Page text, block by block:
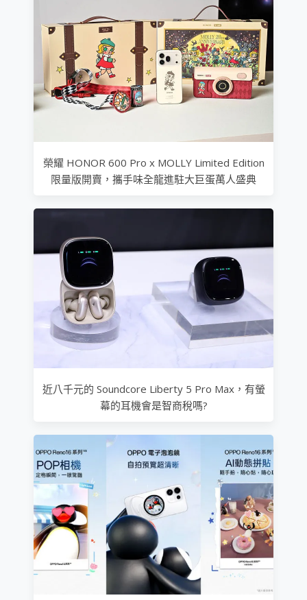
榮耀 HONOR 600 Pro x MOLLY Limited Edition
限量版開賣，攜手味全龍進駐大巨蛋萬人盛典
近八千元的 Soundcore Liberty 5 Pro Max，有螢
幕的耳機會是智商稅嗎?